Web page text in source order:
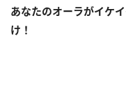
あなたのオーラがイケ
け！